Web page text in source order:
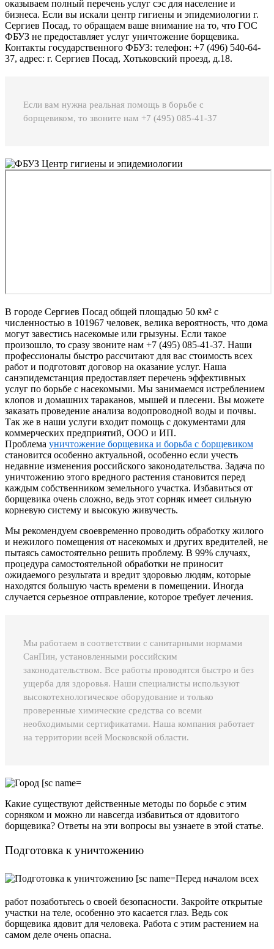
оказываем полный перечень услуг сэс для население и
бизнеса. Если вы искали центр гигиены и эпидемиологии г.
Сергиев Посад, то обращаем ваше внимание на то, что ГОС
ФБУЗ не предоставляет услуг уничтожение борщевика.
Контакты государственного ФБУЗ: телефон: +7 (496) 540-64-
37, адрес: г. Сергиев Посад, Хотьковский проезд, д.18.
Если вам нужна реальная помощь в борьбе с
борщевиком, то звоните нам +7 (495) 085-41-37
В городе Сергиев Посад общей площадью 50 км² с
численностью в 101967 человек, велика вероятность, что дома
могут завестись насекомые или грызуны. Если такое
произошло, то сразу звоните нам +7 (495) 085-41-37. Наши
профессионалы быстро рассчитают для вас стоимость всех
работ и подготовят договор на оказание услуг. Наша
санэпидемстанция предоставляет перечень эффективных
услуг по борьбе с насекомыми. Мы занимаемся истреблением
клопов и домашних тараканов, мышей и плесени. Вы можете
заказать проведение анализа водопроводной воды и почвы.
Так же в наши услуги входит помощь с документами для
коммерческих предприятий, ООО и ИП.
Проблема уничтожение борщевика и борьба с борщевиком
становится особенно актуальной, особенно если учесть
недавние изменения российского законодательства. Задача по
уничтожению этого вредного растения становится перед
каждым собственником земельного участка. Избавиться от
борщевика очень сложно, ведь этот сорняк имеет сильную
корневую систему и высокую живучесть.
Мы рекомендуем своевременно проводить обработку жилого
и нежилого помещения от насекомых и других вредителей, не
пытаясь самостоятельно решить проблему. В 99% случаях,
процедура самостоятельной обработки не приносит
ожидаемого результата и вредит здоровью людям, которые
находятся большую часть времени в помещении. Иногда
случается серьезное отправление, которое требует лечения.
Мы работаем в соответствии с санитарными нормами
СанПин, установленными российским
законодательством. Все работы проводятся быстро и без
ущерба для здоровья. Наши специалисты используют
высокотехнологическое оборудование и только
проверенные химические средства со всеми
необходимыми сертификатами. Наша компания работает
на территории всей Московской области.
Какие существуют действенные методы по борьбе с этим
сорняком и можно ли навсегда избавиться от ядовитого
борщевика? Ответы на эти вопросы вы узнаете в этой статье.
Подготовка к уничтожению
Перед началом всех
работ позаботьтесь о своей безопасности. Закройте открытые
участки на теле, особенно это касается глаз. Ведь сок
борщевика ядовит для человека. Работа с этим растением на
самом деле очень опасна.